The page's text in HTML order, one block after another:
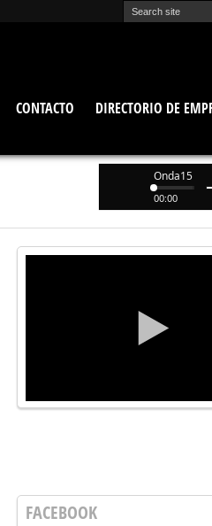
CONTACTO
DIRECTORIO DE
Onda15
00:00
FACEBOOK